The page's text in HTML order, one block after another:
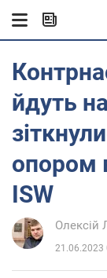
йдуть
опором
ISW
Олексій
21.06.2023